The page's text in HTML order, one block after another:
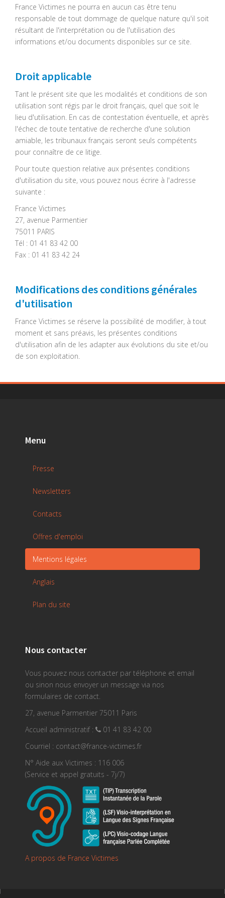
France Victimes ne pourra en aucun cas être tenu
responsable de tout dommage de quelque nature qu'il soit
résultant de l'interprétation ou de l'utilisation des
informations et/ou documents disponibles sur ce site.
Droit applicable
Tant le présent site que les modalités et conditions de son
utilisation sont régis par le droit français, quel que soit le
lieu d'utilisation. En cas de contestation éventuelle, et après
l'échec de toute tentative de recherche d'une solution
amiable, les tribunaux français seront seuls compétents
pour connaître de ce litige.
Pour toute question relative aux présentes conditions
d'utilisation du site, vous pouvez nous écrire à l'adresse
suivante :
France Victimes
27, avenue Parmentier
75011 PARIS
Tél : 01 41 83 42 00
Fax : 01 41 83 42 24
Modifications des conditions générales
d'utilisation
France Victimes se réserve la possibilité de modifier, à tout
moment et sans préavis, les présentes conditions
d'utilisation afin de les adapter aux évolutions du site et/ou
de son exploitation.
Menu
Presse
Newsletters
Contacts
Offres d'emploi
Mentions légales
Anglais
Plan du site
Nous contacter
Vous pouvez nous contacter par téléphone et email
ou sinon nous envoyer un message via nos
formulaires de contact.
27, avenue Parmentier 75011 Paris
Accueil administratif :
01 41 83 42 00
Courriel : contact@france-victimes.fr
N° Aide aux Victimes : 116 006
(Service et appel gratuits - 7j/7)
A propos de France Victimes